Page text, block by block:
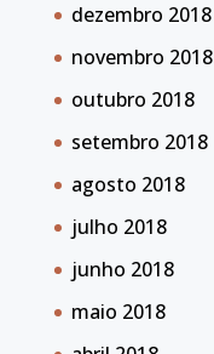
dezembro 2018
novembro 2018
outubro 2018
setembro 2018
agosto 2018
julho 2018
junho 2018
maio 2018